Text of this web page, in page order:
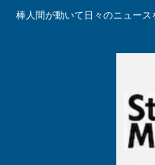
棒人間が動いて日々のニュー